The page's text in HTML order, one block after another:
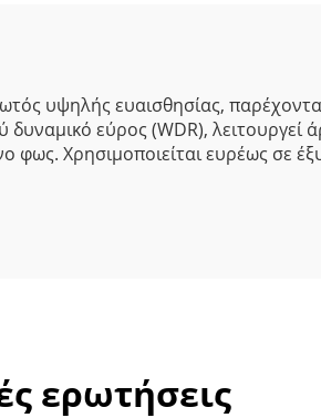
υψηλής ευαισθησίας,
εύρος (WDR), λειτουργεί
φως. Χρησιμοποιείται ευρέως σε
ερωτήσεις